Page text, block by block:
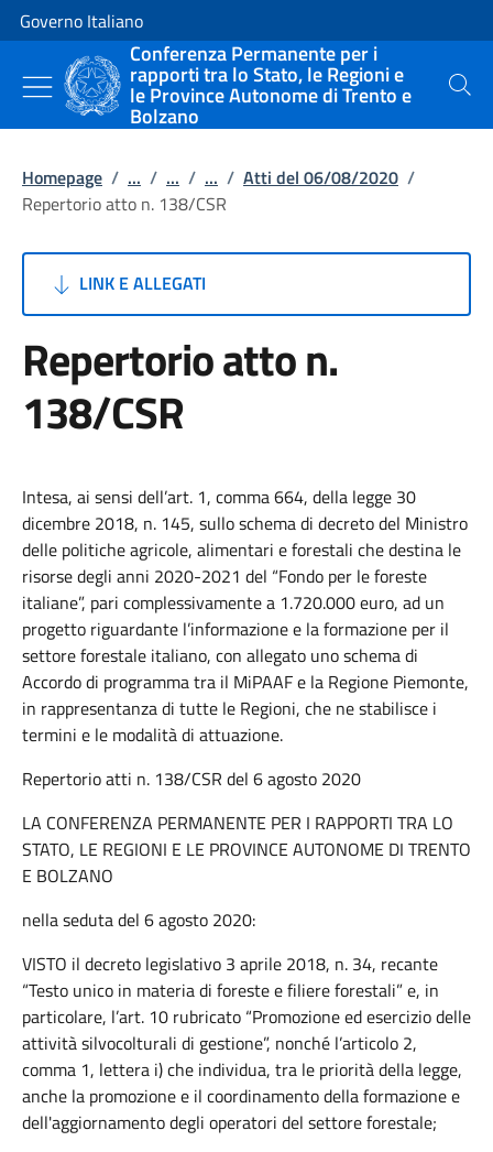
Vai al contenuto
Vai alla navigazione del sito
Governo Italiano
Conferenza Permanente per i
rapporti tra lo Stato, le Regioni e
le Province Autonome di Trento e
Bolzano
Cerca
Homepage / ... / ... / ... / Atti del 06/08/2020 /
Repertorio atto n. 138/CSR
LINK E ALLEGATI
Repertorio atto n.
138/CSR
Intesa, ai sensi dell’art. 1, comma 664, della legge 30
dicembre 2018, n. 145, sullo schema di decreto del Ministro
delle politiche agricole, alimentari e forestali che destina le
risorse degli anni 2020-2021 del “Fondo per le foreste
italiane”, pari complessivamente a 1.720.000 euro, ad un
progetto riguardante l’informazione e la formazione per il
settore forestale italiano, con allegato uno schema di
Accordo di programma tra il MiPAAF e la Regione Piemonte,
in rappresentanza di tutte le Regioni, che ne stabilisce i
termini e le modalità di attuazione.
Repertorio atti n. 138/CSR del 6 agosto 2020
LA CONFERENZA PERMANENTE PER I RAPPORTI TRA LO
STATO, LE REGIONI E LE PROVINCE AUTONOME DI TRENTO
E BOLZANO
nella seduta del 6 agosto 2020:
VISTO il decreto legislativo 3 aprile 2018, n. 34, recante
“Testo unico in materia di foreste e filiere forestali” e, in
particolare, l’art. 10 rubricato “Promozione ed esercizio delle
attività silvocolturali di gestione”, nonché l’articolo 2,
comma 1, lettera i) che individua, tra le priorità della legge,
anche la promozione e il coordinamento della formazione e
dell'aggiornamento degli operatori del settore forestale;